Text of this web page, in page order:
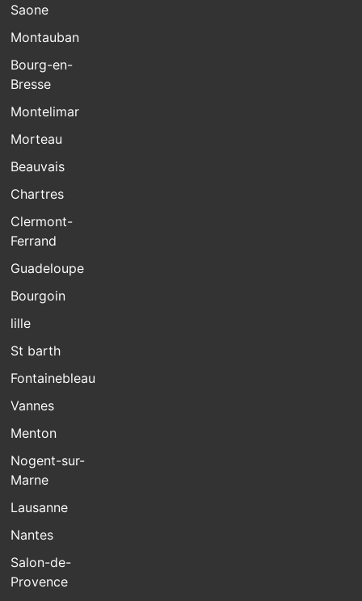
Saone
Montauban
Bourg-en-
Bresse
Montelimar
Morteau
Beauvais
Chartres
Clermont-
Ferrand
Guadeloupe
Bourgoin
lille
St barth
Fontainebleau
Vannes
Menton
Nogent-sur-
Marne
Lausanne
Nantes
Salon-de-
Provence